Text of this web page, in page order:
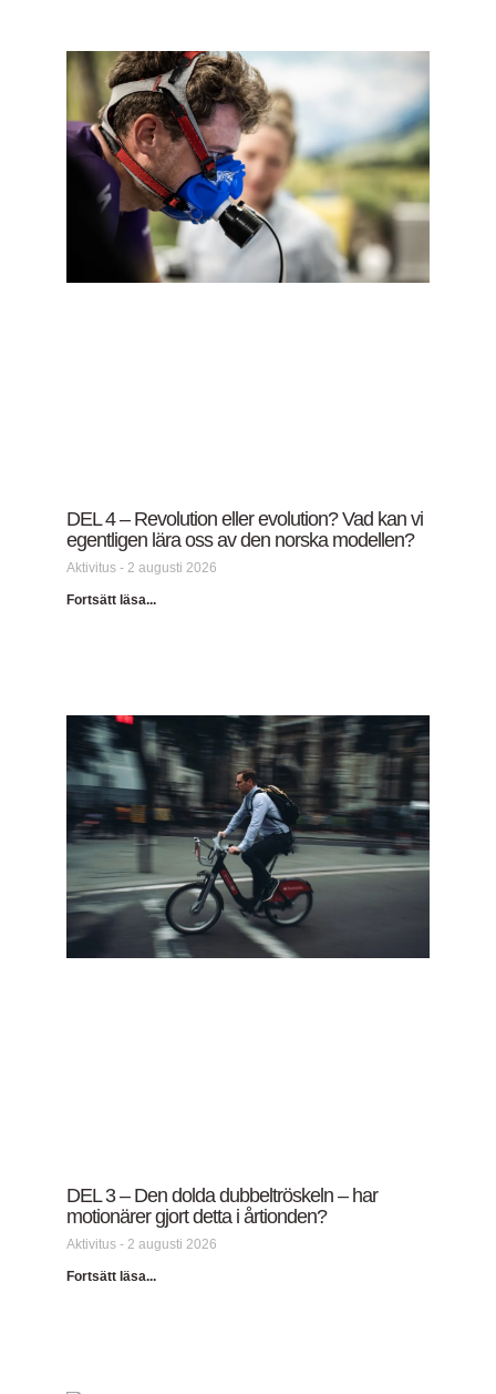
DEL 4 – Revolution eller evolution? Vad kan vi
egentligen lära oss av den norska modellen?
Aktivitus 2 augusti 2026
Fortsätt läsa...
DEL 3 – Den dolda dubbeltröskeln – har
motionärer gjort detta i årtionden?
Aktivitus 2 augusti 2026
Fortsätt läsa...